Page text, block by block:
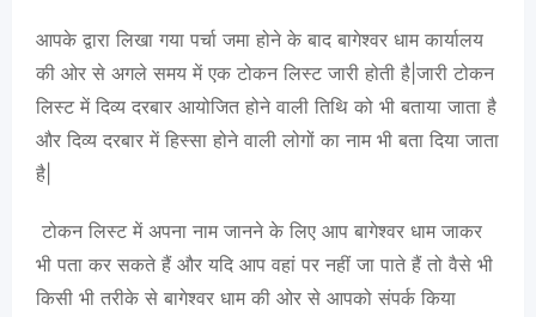
आपके द्वारा लिखा गया पर्चा जमा होने के बाद बागेश्वर धाम कार्यालय
की ओर से अगले समय में एक टोकन लिस्ट जारी होती है|जारी टोकन
लिस्ट में दिव्य दरबार आयोजित होने वाली तिथि को भी बताया जाता है
और दिव्य दरबार में हिस्सा होने वाली लोगों का नाम भी बता दिया जाता
है|
टोकन लिस्ट में अपना नाम जानने के लिए आप बागेश्वर धाम जाकर
भी पता कर सकते हैं और यदि आप वहां पर नहीं जा पाते हैं तो वैसे भी
किसी भी तरीके से बागेश्वर धाम की ओर से आपको संपर्क किया